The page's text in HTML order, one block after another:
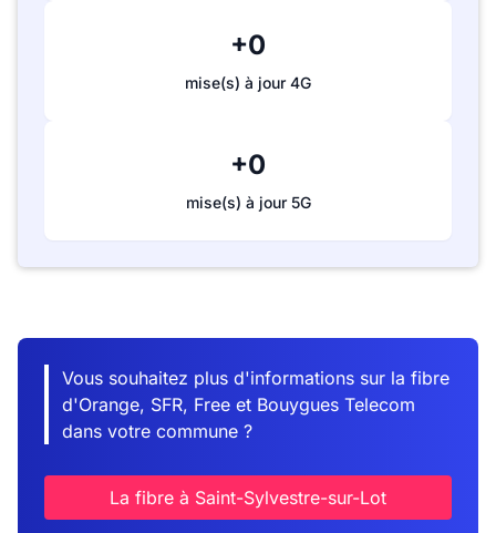
+0
mise(s) à jour 4G
+0
mise(s) à jour 5G
Vous souhaitez plus d'informations sur la fibre
d'Orange, SFR, Free et Bouygues Telecom
dans votre commune ?
La fibre à Saint-Sylvestre-sur-Lot